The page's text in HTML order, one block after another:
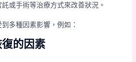
或手術等治療方式來改善狀況。
多種因素影響，例如：
的因素